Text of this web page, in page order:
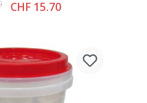
10 l
CHF 15.70